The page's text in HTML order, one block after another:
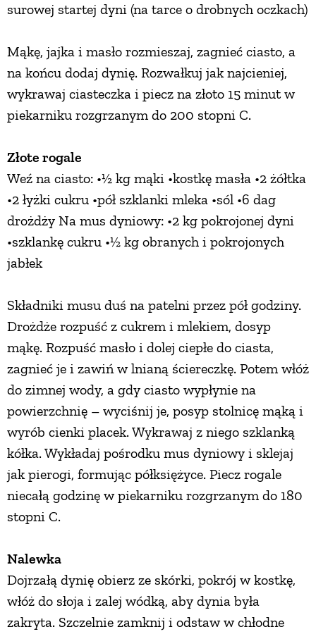
surowej startej dyni (na tarce o drobnych oczkach)
Mąkę, jajka i masło rozmieszaj, zagnieć ciasto, a
na końcu dodaj dynię. Rozwałkuj jak najcieniej,
wykrawaj ciasteczka i piecz na złoto 15 minut w
piekarniku rozgrzanym do 200 stopni C.
Złote rogale
Weź na ciasto: •½ kg mąki •kostkę masła •2 żółtka
•2 łyżki cukru •pół szklanki mleka •sól •6 dag
drożdży Na mus dyniowy: •2 kg pokrojonej dyni
•szklankę cukru •½ kg obranych i pokrojonych
jabłek
Składniki musu duś na patelni przez pół godziny.
Drożdże rozpuść z cukrem i mlekiem, dosyp
mąkę. Rozpuść masło i dolej ciepłe do ciasta,
zagnieć je i zawiń w lnianą ściereczkę. Potem włóż
do zimnej wody, a gdy ciasto wypłynie na
powierzchnię – wyciśnij je, posyp stolnicę mąką i
wyrób cienki placek. Wykrawaj z niego szklanką
kółka. Wykładaj pośrodku mus dyniowy i sklejaj
jak pierogi, formując półksiężyce. Piecz rogale
niecałą godzinę w piekarniku rozgrzanym do 180
stopni C.
Nalewka
Dojrzałą dynię obierz ze skórki, pokrój w kostkę,
włóż do słoja i zalej wódką, aby dynia była
zakryta. Szczelnie zamknij i odstaw w chłodne